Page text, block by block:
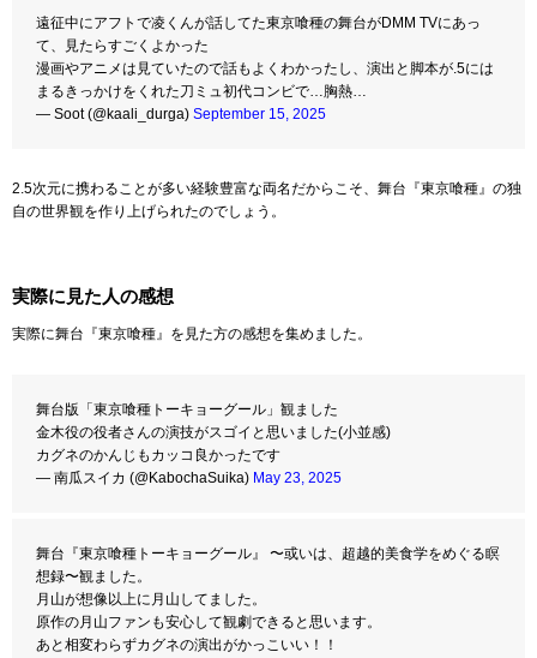
遠征中にアフトで凌くんが話してた東京喰種の舞台がDMM TVにあっ
て、見たらすごくよかった
漫画やアニメは見ていたので話もよくわかったし、演出と脚本が.5には
まるきっかけをくれた刀ミュ初代コンビで…胸熱…
— Soot (@kaali_durga) September 15, 2025
2.5次元に携わることが多い経験豊富な両名だからこそ、舞台『東京喰種』の独
自の世界観を作り上げられたのでしょう。
実際に見た人の感想
実際に舞台『東京喰種』を見た方の感想を集めました。
舞台版「東京喰種トーキョーグール」観ました
金木役の役者さんの演技がスゴイと思いました(小並感)
カグネのかんじもカッコ良かったです
— 南瓜スイカ (@KabochaSuika) May 23, 2025
舞台『東京喰種トーキョーグール』 〜或いは、超越的美食学をめぐる瞑
想録〜観ました。
月山が想像以上に月山してました。
原作の月山ファンも安心して観劇できると思います。
あと相変わらずカグネの演出がかっこいい！！